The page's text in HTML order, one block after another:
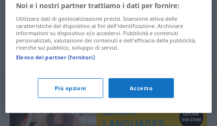
uykulu
unausgeschlafen uykulu
Noi e i nostri partner trattiamo i dati per fornire:
Utilizzare dati di geolocalizzazione precisi. Scansione attiva delle
caratteristiche del dispositivo ai fini dell’identificazione. Archiviare
informazioni su dispositivo e/o accedervi. Pubblicità e contenuti
personalizzati, valutazione dei contenuti e dell’efficacia della pubblicità,
ricerche sul pubblico, sviluppo di servizi.
Elenco dei partner (fornitori)
Più opzioni Accetto